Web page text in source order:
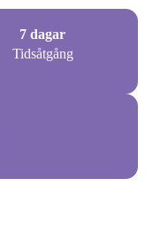
7 dagar
Tidsåtgång